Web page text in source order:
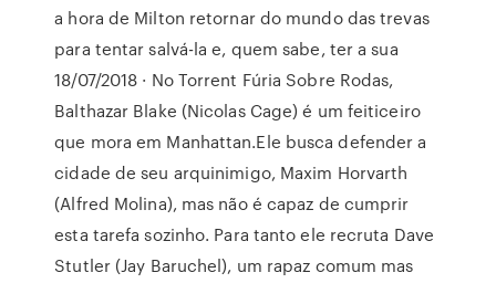
a hora de Milton retornar do mundo das trevas
para tentar salvá-la e, quem sabe, ter a sua
18/07/2018 · No Torrent Fúria Sobre Rodas,
Balthazar Blake (Nicolas Cage) é um feiticeiro
que mora em Manhattan.Ele busca defender a
cidade de seu arquinimigo, Maxim Horvarth
(Alfred Molina), mas não é capaz de cumprir
esta tarefa sozinho. Para tanto ele recruta Dave
Stutler (Jay Baruchel), um rapaz comum mas